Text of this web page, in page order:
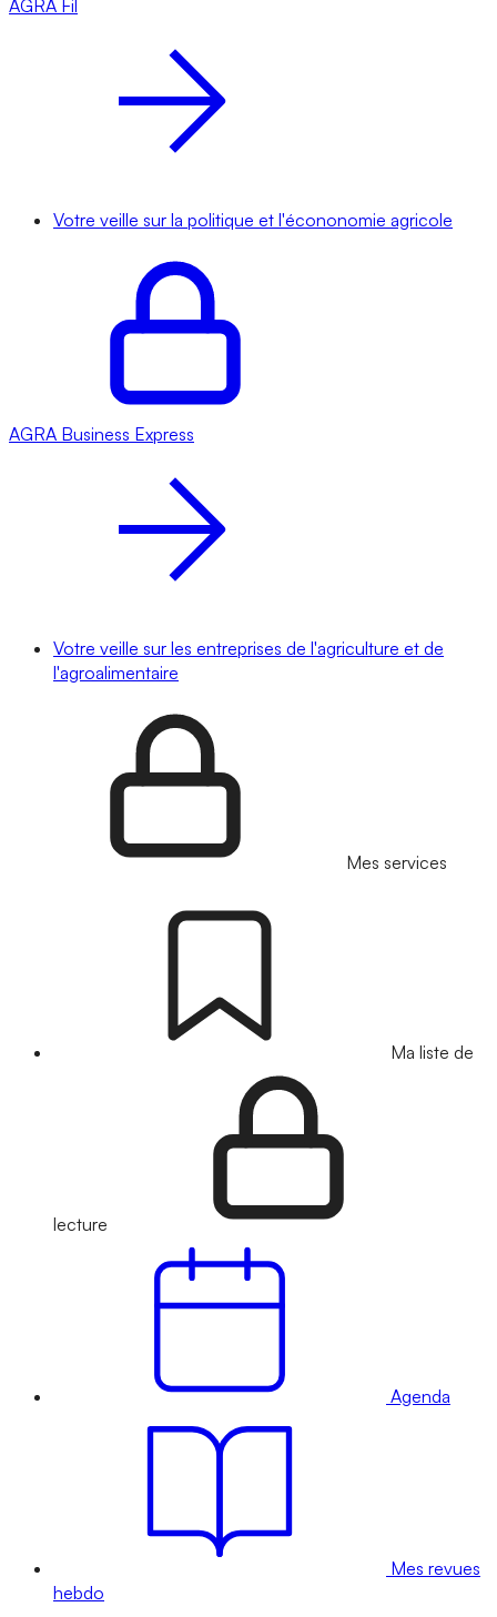
AGRA Fil
Votre veille sur la politique et l'écononomie agricole
AGRA Business Express
Votre veille sur les entreprises de l'agriculture et de
l'agroalimentaire
Mes services
Ma liste de
lecture
Agenda
Mes revues
hebdo